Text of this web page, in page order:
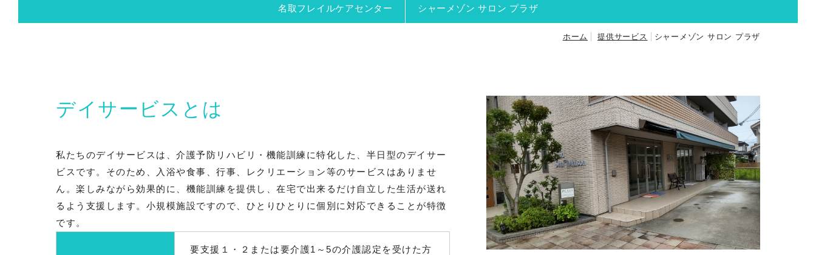
名取フレイルケアセンター シャーメゾン サロン プラザ
ホーム 提供サービス シャーメゾン サロン プラザ
情報公開
採用情報
正社員 介護員
リハビリ風景
デイサービスとは
私たちのデイサービスは、介護予防リハビリ・機能訓練に特化した、半日型のデイサー
ビスです。そのため、入浴や食事、行事、レクリエーション等のサービスはありませ
ん。楽しみながら効果的に、機能訓練を提供し、在宅で出来るだけ自立した生活が送れ
るよう支援します。小規模施設ですので、ひとりひとりに個別に対応できることが特徴
です。
要支援１・２または要介護1～5の介護認定を受けた方